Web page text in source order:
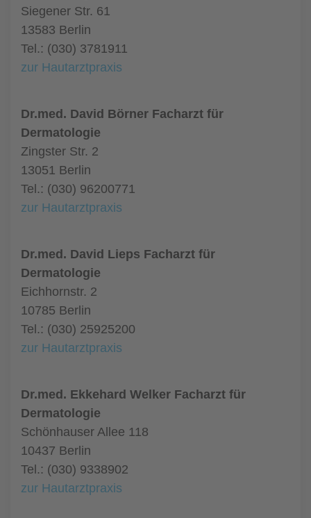
Siegener Str. 61
13583 Berlin
Tel.: (030) 3781911
zur Hautarztpraxis
Dr.med. David Börner Facharzt für
Dermatologie
Zingster Str. 2
13051 Berlin
Tel.: (030) 96200771
zur Hautarztpraxis
Dr.med. David Lieps Facharzt für
Dermatologie
Eichhornstr. 2
10785 Berlin
Tel.: (030) 25925200
zur Hautarztpraxis
Dr.med. Ekkehard Welker Facharzt für
Dermatologie
Schönhauser Allee 118
10437 Berlin
Tel.: (030) 9338902
zur Hautarztpraxis